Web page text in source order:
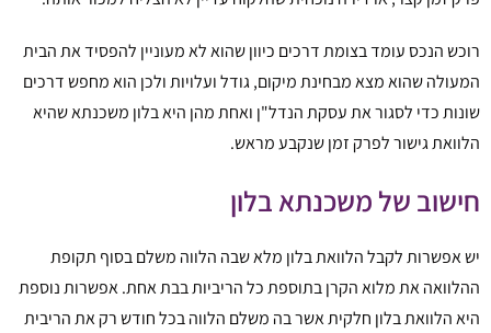
רוכש הנכס עומד בצומת דרכים כיוון שהוא לא מעוניין להפסיד את הבית
המעולה שהוא מצא מבחינת מיקום, גודל ועלויות ולכן הוא מחפש דרכים
שונות כדי לסגור את עסקת הנדל"ן ואחת מהן היא בלון משכנתא שהיא
הלוואת גישור לפרק זמן שנקבע מראש.
חישוב של משכנתא בלון
יש אפשרות לקבל הלוואת בלון מלא שבה הלווה משלם בסוף תקופת
ההלוואה את מלוא הקרן בתוספת כל הריביות בבת אחת. אפשרות נוספת
היא הלוואת בלון חלקית אשר בה משלם הלווה בכל חודש רק את הריבית